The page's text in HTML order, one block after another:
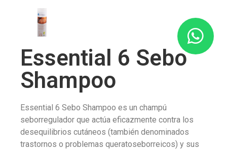
Essential 6 Sebo
Shampoo
Essential 6 Sebo Shampoo es un champú
seborregulador que actúa eficazmente contra los
desequilibrios cutáneos (también denominados
trastornos o problemas queratoseborreicos) y sus